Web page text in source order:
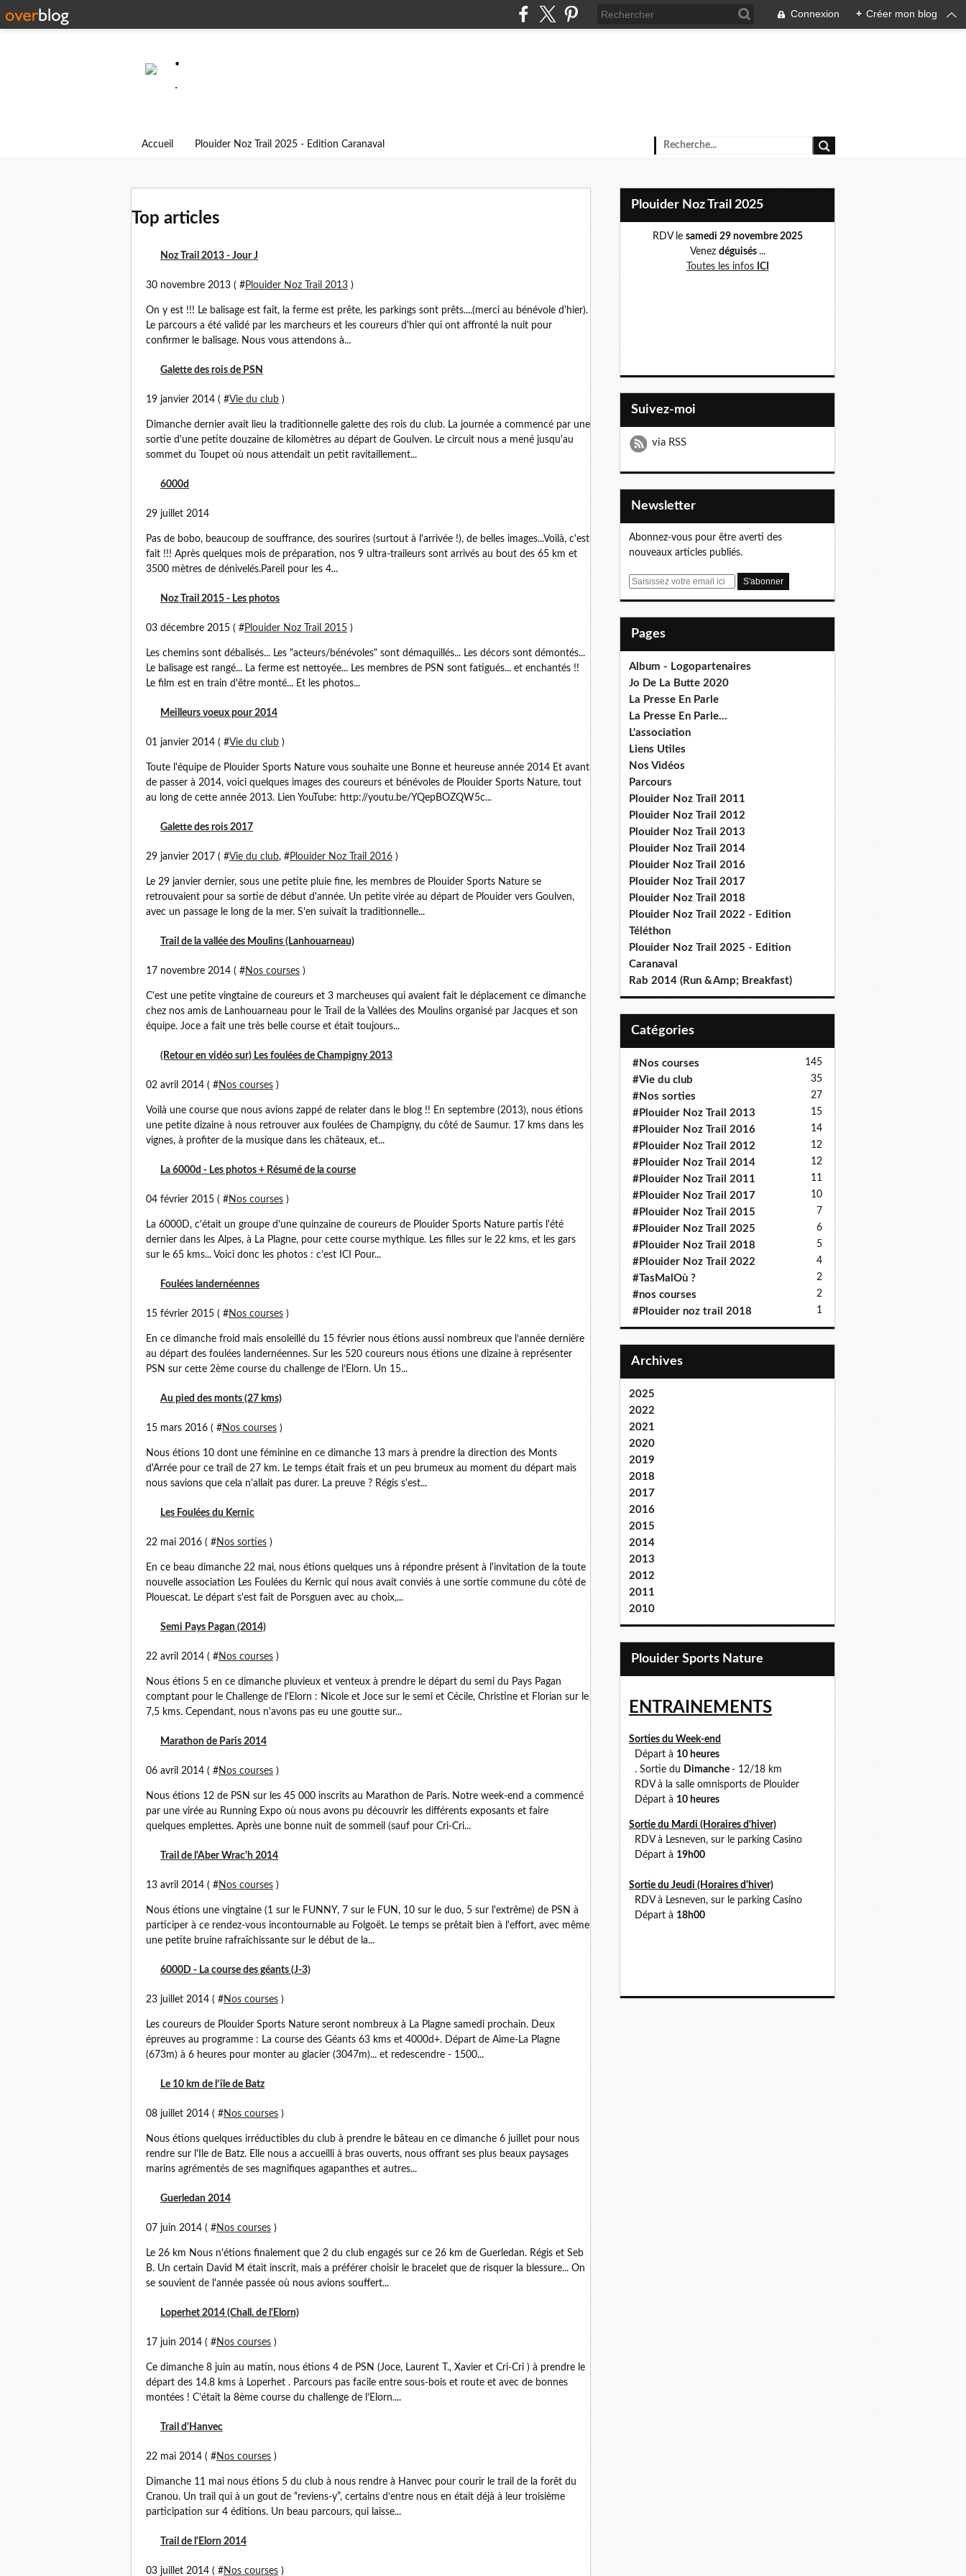
Connexion + Créer mon blog
.
.
Accueil Plouider Noz Trail 2025 - Edition Caranaval
Top articles
Noz Trail 2013 - Jour J
30 novembre 2013 ( #Plouider Noz Trail 2013 )
On y est !!! Le balisage est fait, la ferme est prête, les parkings sont prêts....(merci au bénévole d'hier).
Le parcours a été validé par les marcheurs et les coureurs d'hier qui ont affronté la nuit pour
confirmer le balisage. Nous vous attendons à...
Galette des rois de PSN
19 janvier 2014 ( #Vie du club )
Dimanche dernier avait lieu la traditionnelle galette des rois du club. La journée a commencé par une
sortie d'une petite douzaine de kilomètres au départ de Goulven. Le circuit nous a mené jusqu'au
sommet du Toupet où nous attendait un petit ravitaillement...
6000d
29 juillet 2014
Pas de bobo, beaucoup de souffrance, des sourires (surtout à l'arrivée !), de belles images...Voilà, c'est
fait !!! Après quelques mois de préparation, nos 9 ultra-traileurs sont arrivés au bout des 65 km et
3500 mètres de dénivelés.Pareil pour les 4...
Noz Trail 2015 - Les photos
03 décembre 2015 ( #Plouider Noz Trail 2015 )
Les chemins sont débalisés... Les "acteurs/bénévoles" sont démaquillés... Les décors sont démontés...
Le balisage est rangé... La ferme est nettoyée... Les membres de PSN sont fatigués... et enchantés !!
Le film est en train d'être monté... Et les photos...
Meilleurs voeux pour 2014
01 janvier 2014 ( #Vie du club )
Toute l'équipe de Plouider Sports Nature vous souhaite une Bonne et heureuse année 2014 Et avant
de passer à 2014, voici quelques images des coureurs et bénévoles de Plouider Sports Nature, tout
au long de cette année 2013. Lien YouTube: http://youtu.be/YQepBOZQW5c...
Galette des rois 2017
29 janvier 2017 ( #Vie du club, #Plouider Noz Trail 2016 )
Le 29 janvier dernier, sous une petite pluie fine, les membres de Plouider Sports Nature se
retrouvaient pour sa sortie de début d'année. Un petite virée au départ de Plouider vers Goulven,
avec un passage le long de la mer. S'en suivait la traditionnelle...
Trail de la vallée des Moulins (Lanhouarneau)
17 novembre 2014 ( #Nos courses )
C'est une petite vingtaine de coureurs et 3 marcheuses qui avaient fait le déplacement ce dimanche
chez nos amis de Lanhouarneau pour le Trail de la Vallées des Moulins organisé par Jacques et son
équipe. Joce a fait une très belle course et était toujours...
(Retour en vidéo sur) Les foulées de Champigny 2013
02 avril 2014 ( #Nos courses )
Voilà une course que nous avions zappé de relater dans le blog !! En septembre (2013), nous étions
une petite dizaine à nous retrouver aux foulées de Champigny, du côté de Saumur. 17 kms dans les
vignes, à profiter de la musique dans les châteaux, et...
La 6000d - Les photos + Résumé de la course
04 février 2015 ( #Nos courses )
La 6000D, c'était un groupe d'une quinzaine de coureurs de Plouider Sports Nature partis l'été
dernier dans les Alpes, à La Plagne, pour cette course mythique. Les filles sur le 22 kms, et les gars
sur le 65 kms... Voici donc les photos : c'est ICI Pour...
Foulées landernéennes
15 février 2015 ( #Nos courses )
En ce dimanche froid mais ensoleillé du 15 février nous étions aussi nombreux que l’année dernière
au départ des foulées landernéennes. Sur les 520 coureurs nous étions une dizaine à représenter
PSN sur cette 2ème course du challenge de l’Elorn. Un 15...
Au pied des monts (27 kms)
15 mars 2016 ( #Nos courses )
Nous étions 10 dont une féminine en ce dimanche 13 mars à prendre la direction des Monts
d'Arrée pour ce trail de 27 km. Le temps était frais et un peu brumeux au moment du départ mais
nous savions que cela n'allait pas durer. La preuve ? Régis s'est...
Les Foulées du Kernic
22 mai 2016 ( #Nos sorties )
En ce beau dimanche 22 mai, nous étions quelques uns à répondre présent à l'invitation de la toute
nouvelle association Les Foulées du Kernic qui nous avait conviés à une sortie commune du côté de
Plouescat. Le départ s'est fait de Porsguen avec au choix,...
Semi Pays Pagan (2014)
22 avril 2014 ( #Nos courses )
Nous étions 5 en ce dimanche pluvieux et venteux à prendre le départ du semi du Pays Pagan
comptant pour le Challenge de l'Elorn : Nicole et Joce sur le semi et Cécile, Christine et Florian sur le
7,5 kms. Cependant, nous n'avons pas eu une goutte sur...
Marathon de Paris 2014
06 avril 2014 ( #Nos courses )
Nous étions 12 de PSN sur les 45 000 inscrits au Marathon de Paris. Notre week-end a commencé
par une virée au Running Expo où nous avons pu découvrir les différents exposants et faire
quelques emplettes. Après une bonne nuit de sommeil (sauf pour Cri-Cri...
Trail de l'Aber Wrac'h 2014
13 avril 2014 ( #Nos courses )
Nous étions une vingtaine (1 sur le FUNNY, 7 sur le FUN, 10 sur le duo, 5 sur l'extrême) de PSN à
participer à ce rendez-vous incontournable au Folgoët. Le temps se prêtait bien à l'effort, avec même
une petite bruine rafraîchissante sur le début de la...
6000D - La course des géants (J-3)
23 juillet 2014 ( #Nos courses )
Les coureurs de Plouider Sports Nature seront nombreux à La Plagne samedi prochain. Deux
épreuves au programme : La course des Géants 63 kms et 4000d+. Départ de Aime-La Plagne
(673m) à 6 heures pour monter au glacier (3047m)... et redescendre - 1500...
Le 10 km de l’île de Batz
08 juillet 2014 ( #Nos courses )
Nous étions quelques irréductibles du club à prendre le bâteau en ce dimanche 6 juillet pour nous
rendre sur l'Ile de Batz. Elle nous a accueilli à bras ouverts, nous offrant ses plus beaux paysages
marins agrémentés de ses magnifiques agapanthes et autres...
Guerledan 2014
07 juin 2014 ( #Nos courses )
Le 26 km Nous n'étions finalement que 2 du club engagés sur ce 26 km de Guerledan. Régis et Seb
B. Un certain David M était inscrit, mais a préférer choisir le bracelet que de risquer la blessure... On
se souvient de l'année passée où nous avions souffert...
Loperhet 2014 (Chall. de l'Elorn)
17 juin 2014 ( #Nos courses )
Ce dimanche 8 juin au matin, nous étions 4 de PSN (Joce, Laurent T., Xavier et Cri-Cri ) à prendre le
départ des 14.8 kms à Loperhet . Parcours pas facile entre sous-bois et route et avec de bonnes
montées ! C’était la 8ème course du challenge de l’Elorn....
Trail d'Hanvec
22 mai 2014 ( #Nos courses )
Dimanche 11 mai nous étions 5 du club à nous rendre à Hanvec pour courir le trail de la forêt du
Cranou. Un trail qui à un gout de “reviens-y”, certains d’entre nous en était déjà à leur troisième
participation sur 4 éditions. Un beau parcours, qui laisse...
Trail de l'Elorn 2014
03 juillet 2014 ( #Nos courses )
Plouider Noz Trail 2025
RDV le samedi 29 novembre 2025
Venez déguisés ...
Toutes les infos ICI
Suivez-moi
via RSS
Newsletter
Abonnez-vous pour être averti des
nouveaux articles publiés.
E
Pages
Album - Logopartenaires
Jo De La Butte 2020
La Presse En Parle
La Presse En Parle...
L'association
Liens Utiles
Nos Vidéos
Parcours
Plouider Noz Trail 2011
Plouider Noz Trail 2012
Plouider Noz Trail 2013
Plouider Noz Trail 2014
Plouider Noz Trail 2016
Plouider Noz Trail 2017
Plouider Noz Trail 2018
Plouider Noz Trail 2022 - Edition
Téléthon
Plouider Noz Trail 2025 - Edition
Caranaval
Rab 2014 (Run &Amp; Breakfast)
Catégories
#Nos courses 145
#Vie du club 35
#Nos sorties 27
#Plouider Noz Trail 2013 15
#Plouider Noz Trail 2016 14
#Plouider Noz Trail 2012 12
#Plouider Noz Trail 2014 12
#Plouider Noz Trail 2011 11
#Plouider Noz Trail 2017 10
#Plouider Noz Trail 2015 7
#Plouider Noz Trail 2025 6
#Plouider Noz Trail 2018 5
#Plouider Noz Trail 2022 4
#TasMalOù ? 2
#nos courses 2
#Plouider noz trail 2018 1
Archives
2025
2022
2021
2020
2019
2018
2017
2016
2015
2014
2013
2012
2011
2010
Plouider Sports Nature
ENTRAINEMENTS
Sorties du Week-end
Départ à 10 heures
. Sortie du Dimanche - 12/18 km
RDV à la salle omnisports de Plouider
Départ à 10 heures
Sortie du Mardi (Horaires d'hiver)
RDV à Lesneven, sur le parking Casino
Départ à 19h00
Sortie du Jeudi (Horaires d'hiver)
RDV à Lesneven, sur le parking Casino
Départ à 18h00